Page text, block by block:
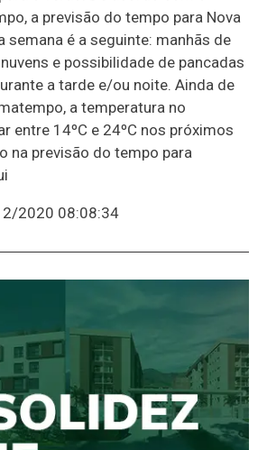
a previsão do tempo para Nova
semana é a seguinte: manhãs de
e possibilidade de pancadas
a tarde e/ou noite. Ainda de
a temperatura no
entre 14ºC e 24ºC nos próximos
na previsão do tempo para
2020 08:08:34